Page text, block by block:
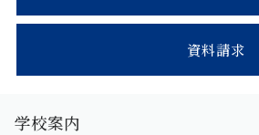
資料請求
学校案内